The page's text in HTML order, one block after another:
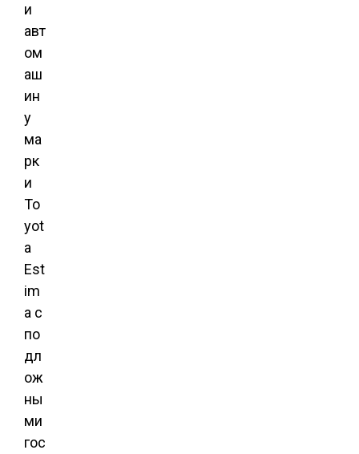
и
авт
ом
аш
ин
у
ма
рк
и
To
yot
a
Est
im
a с
по
дл
ож
ны
ми
гос